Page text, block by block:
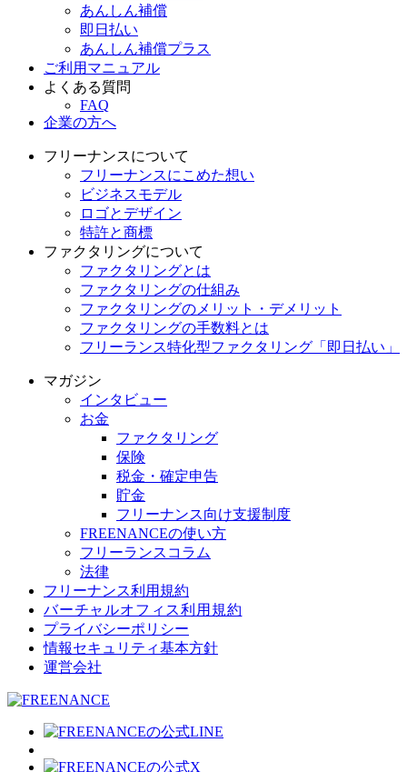
あんしん補償
即日払い
あんしん補償プラス
ご利用マニュアル
よくある質問
FAQ
企業の方へ
フリーナンスについて
フリーナンスにこめた想い
ビジネスモデル
ロゴとデザイン
特許と商標
ファクタリングについて
ファクタリングとは
ファクタリングの仕組み
ファクタリングのメリット・デメリット
ファクタリングの手数料とは
フリーランス特化型ファクタリング「即日払い」
マガジン
インタビュー
お金
ファクタリング
保険
税金・確定申告
貯金
フリーナンス向け支援制度
FREENANCEの使い方
フリーランスコラム
法律
フリーナンス利用規約
バーチャルオフィス利用規約
プライバシーポリシー
情報セキュリティ基本方針
運営会社